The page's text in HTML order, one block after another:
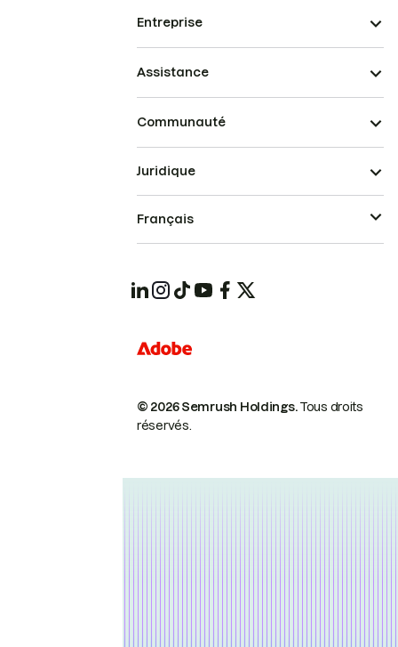
Entreprise
Assistance
Communauté
© 2026 Semrush Holdings.Tous droits
réservés.
Juridique
Français